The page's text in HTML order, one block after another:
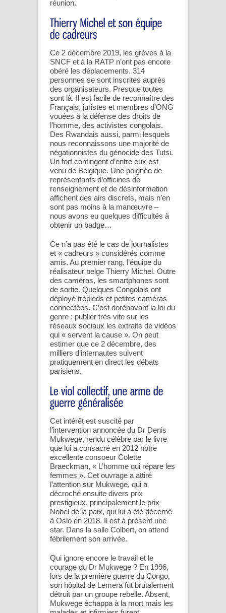
réunion.
Ce 2 décembre 2019, les grèves à la
SNCF et à la RATP n’ont pas encore
obéré les déplacements. 314
personnes se sont inscrites auprès
des organisateurs. Presque toutes
sont là. Il est facile de reconnaître des
Français, juristes et membres d’ONG
vouées à la défense des droits de
l’homme, des activistes congolais.
Des Rwandais aussi, parmi lesquels
nous reconnaissons une majorité de
négationnistes du génocide des Tutsi.
Un fort contingent d’entre eux est
venu de Belgique. Une poignée de
représentants d’officines de
renseignement et de désinformation
affichent des airs discrets, mais n’en
sont pas moins à la manœuvre –
nous avons eu quelques difficultés à
obtenir un badge…
Ce n’a pas été le cas de journalistes
et « cadreurs » considérés comme
amis. Au premier rang, l’équipe du
réalisateur belge Thierry Michel. Outre
des caméras, les smartphones sont
de sortie. Quelques Congolais ont
déployé trépieds et petites caméras
connectées. C’est dorénavant la loi du
genre : publier très vite sur les
réseaux sociaux les extraits de vidéos
qui « servent la cause ». On peut
estimer que ce 2 décembre, des
milliers d’internautes suivent
pratiquement en direct les débats
parisiens.
Cet intérêt est suscité par
l’intervention annoncée du Dr Denis
Mukwege, rendu célèbre par le livre
que lui a consacré en 2012 notre
excellente consoeur Colette
Braeckman, « L’homme qui répare les
femmes ». Cet ouvrage a attiré
l’attention sur Mukwege, qui a
décroché ensuite divers prix
prestigieux, principalement le prix
Nobel de la paix, qui lui a été décerné
à Oslo en 2018. Il est à présent une
star. Dans la salle Colbert, on attend
fébrilement son arrivée.
Qui ignore encore le travail et le
courage du Dr Mukwege ? En 1996,
lors de la première guerre du Congo,
son hôpital de Lemera fut brutalement
détruit par un groupe rebelle. Absent,
Mukwege échappa à la mort mais les